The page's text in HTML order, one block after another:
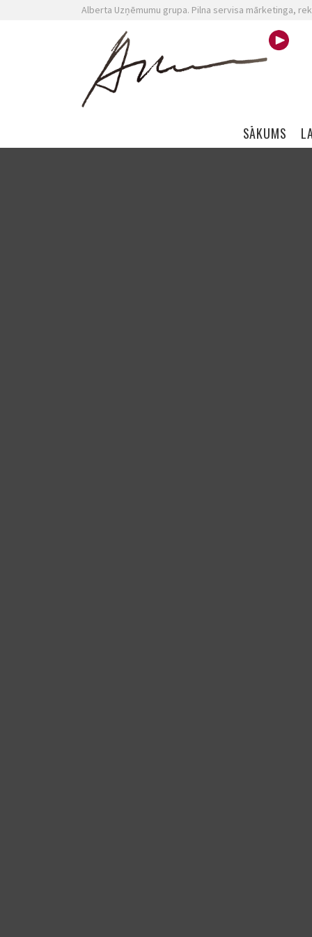
Alberta Uzņēmumu grupa. Pilna servisa mārketinga,
Skip navigation
SĀKUMS